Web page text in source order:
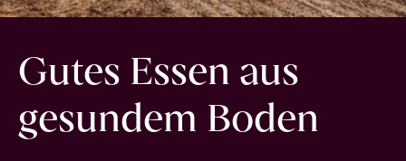
Gutes Essen aus
gesundem Boden